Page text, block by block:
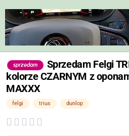
sprzedam
Sprzedam Felgi
kolorze CZARNYM z
MAXXX
felgi trius dunlop